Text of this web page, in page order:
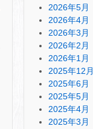
2026年5月
2026年4月
2026年3月
2026年2月
2026年1月
2025年12月
2025年6月
2025年5月
2025年4月
2025年3月